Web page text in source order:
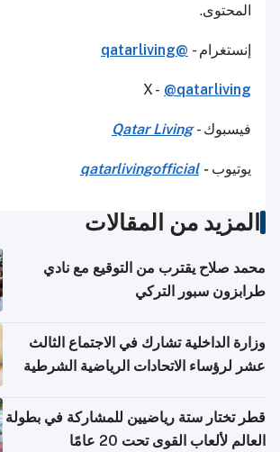
المحتوى.
إنستغرام - @qatarliving
X - @qatarliving
فيسبوك -Qatar Living
يوتيوب-
qatarlivingofficial
المزيد من المقالات
محمد صلاح يقترب من التوقيع مع نادي
طرابزون سبور التركي
وزارة الداخلية تشارك في الاجتماع الثالث
عشر لرؤساء الاتحادات الرياضية الشرطية
قطر تختار ستة رياضيين للمشاركة في بطولة
العالم لألعاب القوى تحت 20 عامًا